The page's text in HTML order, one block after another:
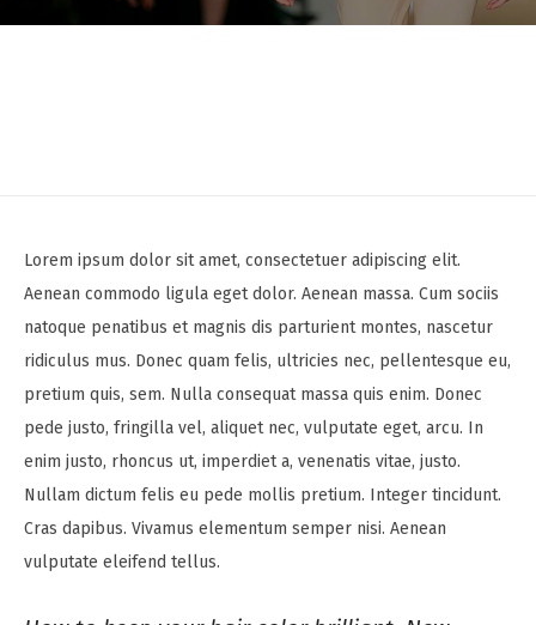
Lorem ipsum dolor sit amet, consectetuer adipiscing elit.
Aenean commodo ligula eget dolor. Aenean massa. Cum sociis
natoque penatibus et magnis dis parturient montes, nascetur
ridiculus mus. Donec quam felis, ultricies nec, pellentesque eu,
pretium quis, sem. Nulla consequat massa quis enim. Donec
pede justo, fringilla vel, aliquet nec, vulputate eget, arcu. In
enim justo, rhoncus ut, imperdiet a, venenatis vitae, justo.
Nullam dictum felis eu pede mollis pretium. Integer tincidunt.
Cras dapibus. Vivamus elementum semper nisi. Aenean
vulputate eleifend tellus.